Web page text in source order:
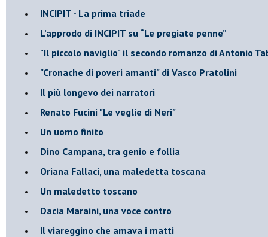
INCIPIT - La prima triade
L’approdo di INCIPIT su “Le pregiate penne”
​"Il piccolo naviglio" il secondo romanzo di Antonio
​"Cronache di poveri amanti" di Vasco Pratolini
​Il più longevo dei narratori
Renato Fucini "Le veglie di Neri"
Un uomo finito
​Dino Campana, tra genio e follia
​Oriana Fallaci, una maledetta toscana
​Un maledetto toscano
​Dacia Maraini, una voce contro
​Il viareggino che amava i matti